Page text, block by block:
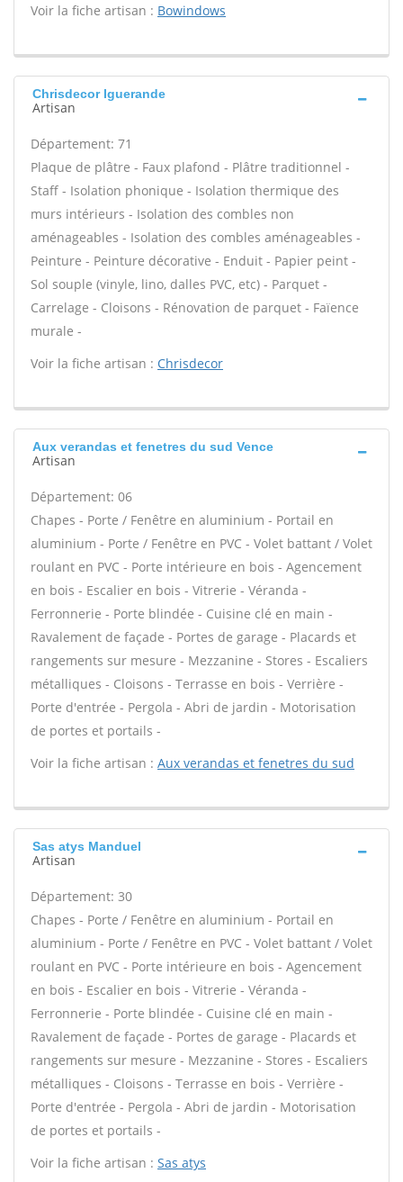
Voir la fiche artisan : Bowindows
Chrisdecor Iguerande
Artisan
Département: 71
Plaque de plâtre - Faux plafond - Plâtre traditionnel -
Staff - Isolation phonique - Isolation thermique des
murs intérieurs - Isolation des combles non
aménageables - Isolation des combles aménageables -
Peinture - Peinture décorative - Enduit - Papier peint -
Sol souple (vinyle, lino, dalles PVC, etc) - Parquet -
Carrelage - Cloisons - Rénovation de parquet - Faïence
murale -
Voir la fiche artisan : Chrisdecor
Aux verandas et fenetres du sud Vence
Artisan
Département: 06
Chapes - Porte / Fenêtre en aluminium - Portail en
aluminium - Porte / Fenêtre en PVC - Volet battant / Volet
roulant en PVC - Porte intérieure en bois - Agencement
en bois - Escalier en bois - Vitrerie - Véranda -
Ferronnerie - Porte blindée - Cuisine clé en main -
Ravalement de façade - Portes de garage - Placards et
rangements sur mesure - Mezzanine - Stores - Escaliers
métalliques - Cloisons - Terrasse en bois - Verrière -
Porte d'entrée - Pergola - Abri de jardin - Motorisation
de portes et portails -
Voir la fiche artisan : Aux verandas et fenetres du sud
Sas atys Manduel
Artisan
Département: 30
Chapes - Porte / Fenêtre en aluminium - Portail en
aluminium - Porte / Fenêtre en PVC - Volet battant / Volet
roulant en PVC - Porte intérieure en bois - Agencement
en bois - Escalier en bois - Vitrerie - Véranda -
Ferronnerie - Porte blindée - Cuisine clé en main -
Ravalement de façade - Portes de garage - Placards et
rangements sur mesure - Mezzanine - Stores - Escaliers
métalliques - Cloisons - Terrasse en bois - Verrière -
Porte d'entrée - Pergola - Abri de jardin - Motorisation
de portes et portails -
Voir la fiche artisan : Sas atys